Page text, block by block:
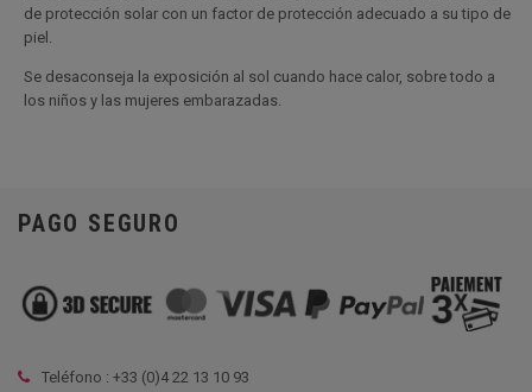
de protección solar con un factor de protección adecuado a su tipo de
piel.
Se desaconseja la exposición al sol cuando hace calor, sobre todo a
los niños y las mujeres embarazadas.
PAGO SEGURO
Teléfono : +33 (0)4 22 13 10 93